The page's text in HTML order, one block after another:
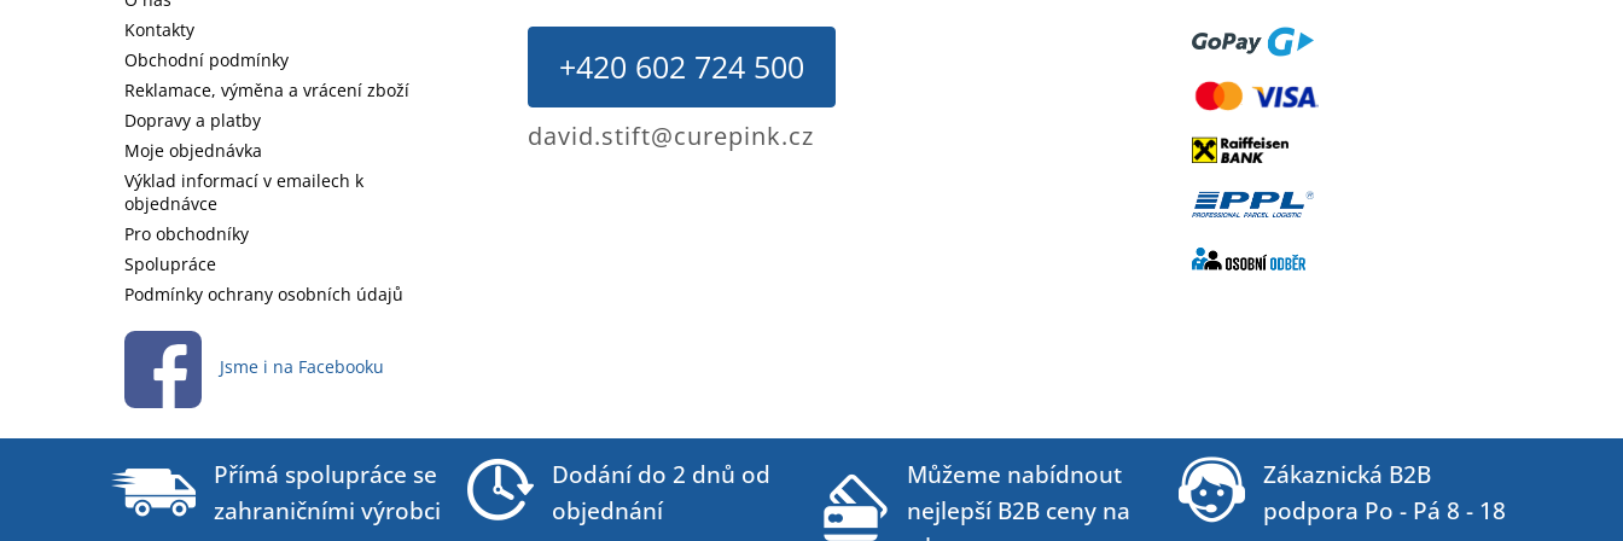
Kontakty
Obchodní podmínky
Reklamace, výměna a vrácení zboží
Dopravy a platby
Moje objednávka
Výklad informací v emailech k
objednávce
Pro obchodníky
Spolupráce
Podmínky ochrany osobních údajů
Jsme i na Facebooku
+420 602 724 500
david.stift@curepink.cz
Přímá spolupráce se
zahraničními výrobci
Dodání do 2 dnů od
objednání
Můžeme nabídnout
nejlepší B2B ceny na
Zákaznická B2B
podpora Po - Pá 8 - 18